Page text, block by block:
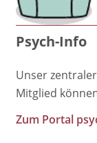
Psych-Info
Unser
Mitglied
Zum Portal